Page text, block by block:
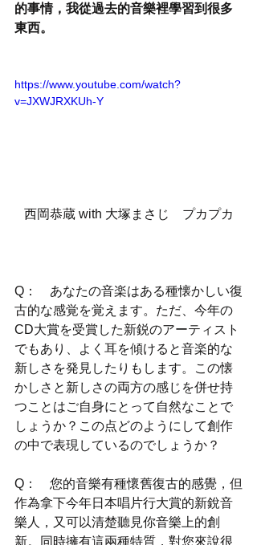
的事情，我從過去的音樂裡學習到很多
東西。
https://www.youtube.com/watch?
v=JXWJRXKUh-Y
西岡恭蔵 with 大塚まさじ　プカプカ
Q：　あなたの音楽はある種懐かしい復
古的な感覚を覚えます。ただ、今年の
CD大賞を受賞した新鋭のアーティスト
でもあり、よく耳を傾けると音楽的な
新しさを発見したりもします。この懐
かしさと新しさの両方の感じを併せ持
つことはご自身にとって自然なことで
しょうか？この点どのようにして創作
の中で表現しているのでしょうか？
Q：　您的音樂有種懷舊復古的感覺，但
作為拿下今年日本唱片行大賞的新銳音
樂人，又可以清楚聽見你音樂上的創
新。同時擁有這兩種特質，對您來說很